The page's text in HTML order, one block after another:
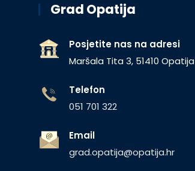
Grad Opatija
Posjetite nas na adresi
Maršala Tita 3, 51410 Opatija
Telefon
051 701 322
Email
grad.opatija@opatija.hr